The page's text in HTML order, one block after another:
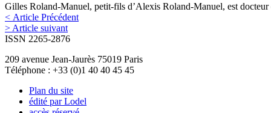
Gilles Roland-Manuel, petit-fils d’Alexis Roland-Manuel, est
< Article Précédent
> Article suivant
ISSN 2265-2876
209 avenue Jean-Jaurès 75019 Paris
Téléphone : +33 (0)1 40 40 45 45
Plan du site
édité par Lodel